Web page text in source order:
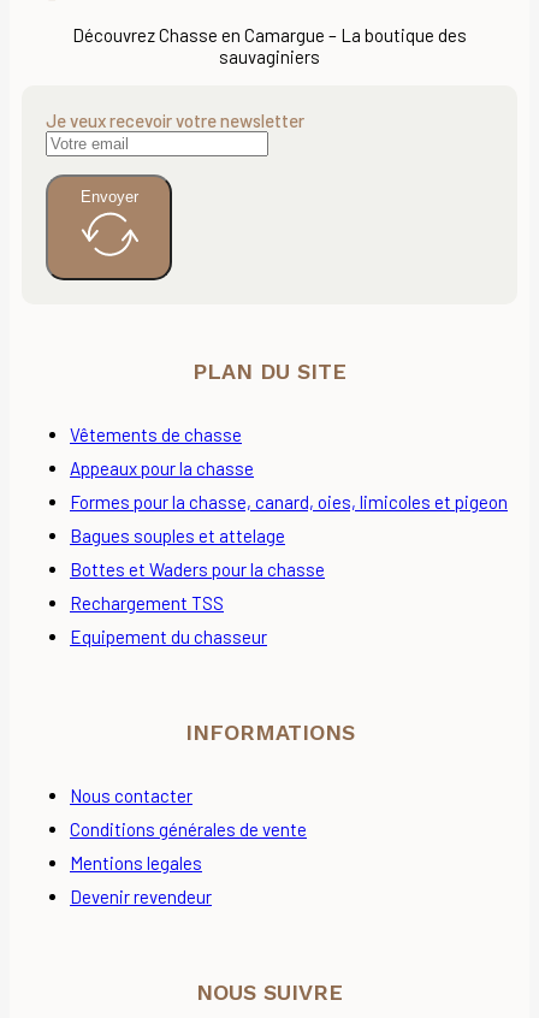
Découvrez Chasse en Camargue – La boutique des
sauvaginiers
Je veux recevoir votre newsletter
Envoyer
PLAN DU SITE
Vêtements de chasse
Appeaux pour la chasse
Formes pour la chasse, canard, oies, limicoles et pigeon
Bagues souples et attelage
Bottes et Waders pour la chasse
Rechargement TSS
Equipement du chasseur
INFORMATIONS
Nous contacter
Conditions générales de vente
Mentions legales
Devenir revendeur
NOUS SUIVRE